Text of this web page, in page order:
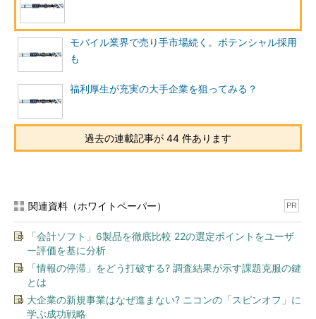
インフラスキルを求める社内SE求人やヘルプデスク求人を中
心に増加している。当月新規で募集を開始した求人は急募のもの
ら、ほとんどの企業で募集枠が1〜2人と少ないこと、慎重に選考
得にくい状況が続いている。
たハード面の話題が世間をにぎわせたものの、採用の面では大き
な変化は見られなかった。慎重な採用方針を採る企業が多く、内
定までの期間も長期化する傾向にある。全体的に、コンシューマ
ゲーム、オンラインゲームを問わずマルチに活躍できる人のニー
ズが高い。今後は次世代機発売に伴う業界の変化、ゲーム開発会
社がオンライン／スマホ／ソーシャル系へ事業を拡大している点
に注目したい。
モバイル業界で売り手市場続く。ポテンシャル採用
も
福利厚生が充実の大手企業を狙ってみる？
過去の連載記事が 44 件あります
関連資料（ホワイトペーパー） PR
「会計ソフト」6製品を徹底比較 22の選定ポイントをユーザ
ー評価を基に分析
「情報の停滞」をどう打破する? 調査結果が示す課題克服の鍵
とは
大企業の新規事業はなぜ進まない? ニコンの「スピンオフ」に
学ぶ成功戦略